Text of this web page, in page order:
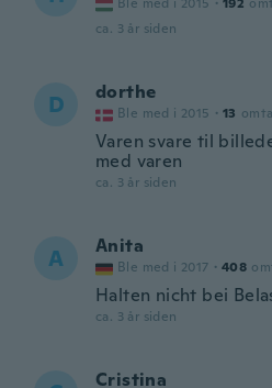
ca. 3 år siden
D dorthe
Ble med i 2015 · 13
Varen svare til
med varen
ca. 3 år siden
A Anita
Ble med i 2017 · 408
Halten nicht bei
ca. 3 år siden
Cristina